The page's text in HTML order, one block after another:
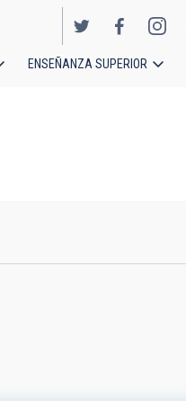
ENSEÑANZA SUPERIOR